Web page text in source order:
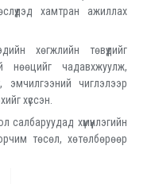
хамтран ажиллах
хөгжлийн төвүүдийг
нөөцийг чадавхжуулж,
эмчилгээний чиглэлээр
хүссэн.
хүмүүнлэгийн
төсөл, хөтөлбөрөөр